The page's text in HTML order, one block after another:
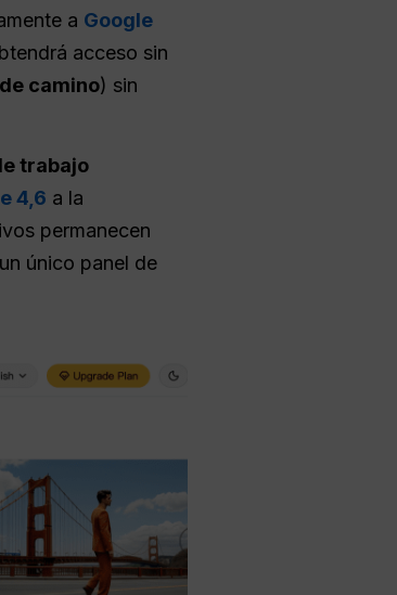
a Google
acceso sin
camino) sin
trabajo
4,6 a la
permanecen
único panel de